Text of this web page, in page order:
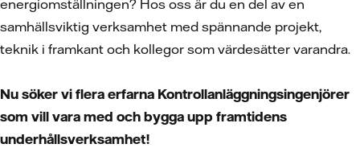
energiomställningen? Hos oss är du en del av en
samhällsviktig verksamhet med spännande projekt,
teknik i framkant och kollegor som värdesätter varandra.
Nu söker vi flera erfarna Kontrollanläggningsingenjörer
som vill vara med och bygga upp framtidens
underhållsverksamhet!